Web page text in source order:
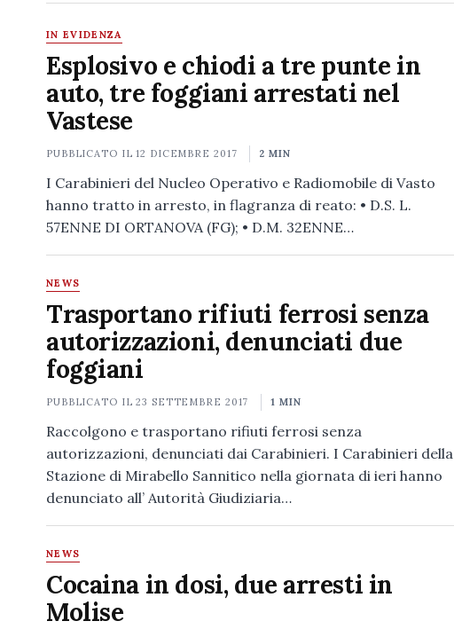
IN EVIDENZA
Esplosivo e chiodi a tre punte in
auto, tre foggiani arrestati nel
Vastese
PUBBLICATO IL12 DICEMBRE 2017 2 MIN
I Carabinieri del Nucleo Operativo e Radiomobile di Vasto
hanno tratto in arresto, in flagranza di reato: • D.S. L.
57ENNE DI ORTANOVA (FG); • D.M. 32ENNE…
NEWS
Trasportano rifiuti ferrosi senza
autorizzazioni, denunciati due
foggiani
PUBBLICATO IL23 SETTEMBRE 2017 1 MIN
Raccolgono e trasportano rifiuti ferrosi senza
autorizzazioni, denunciati dai Carabinieri. I Carabinieri della
Stazione di Mirabello Sannitico nella giornata di ieri hanno
denunciato all’ Autorità Giudiziaria…
NEWS
Cocaina in dosi, due arresti in
Molise